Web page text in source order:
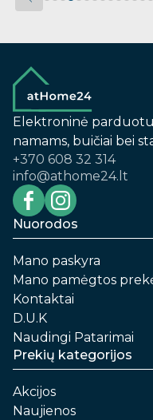
Elektroninė
namams, buičiai bei
+370 608 32 314
info@athome24.lt
Nuorodos
Mano paskyra
Mano pamėgtos
Kontaktai
D.U.K
Naudingi Patarimai
Prekių kategorijos
Akcijos
Naujienos